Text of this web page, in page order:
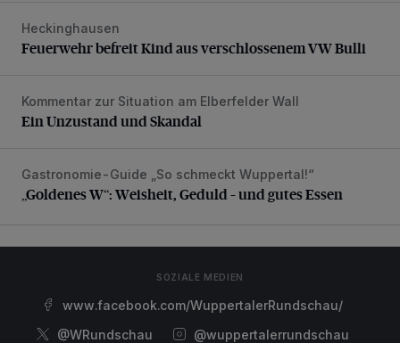
Feuerwehr befreit Kind aus verschlossenem VW Bulli
Heckinghausen
Feuerwehr befreit Kind aus verschlossenem VW Bulli
Ein Unzustand und Skandal
Kommentar zur Situation am Elberfelder Wall
Ein Unzustand und Skandal
„Goldenes W“: Weisheit, Geduld – und gutes Essen
Gastronomie-Guide „So schmeckt Wuppertal!“
„Goldenes W“: Weisheit, Geduld – und gutes Essen
SOZIALE MEDIEN
www.facebook.com/WuppertalerRundschau/
@WRundschau
@wuppertalerrundschau